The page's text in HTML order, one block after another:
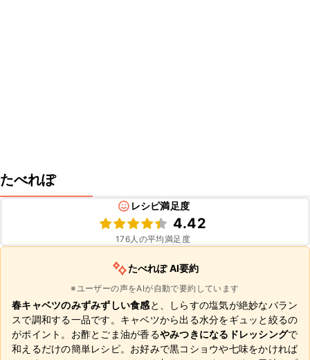
たべれぽ
レシピ満足度
4.42
176人の平均満足度
たべれぽ AI要約
※ユーザーの声をAIが自動で要約しています
春キャベツのみずみずしい食感と、しらすの塩気が絶妙なバラン
スで調和する一品です。キャベツから出る水分をギュッと絞るの
がポイント。お酢とごま油が香るやみつきになるドレッシングで
和えるだけの簡単レシピ。お好みで黒コショウや七味をかければ